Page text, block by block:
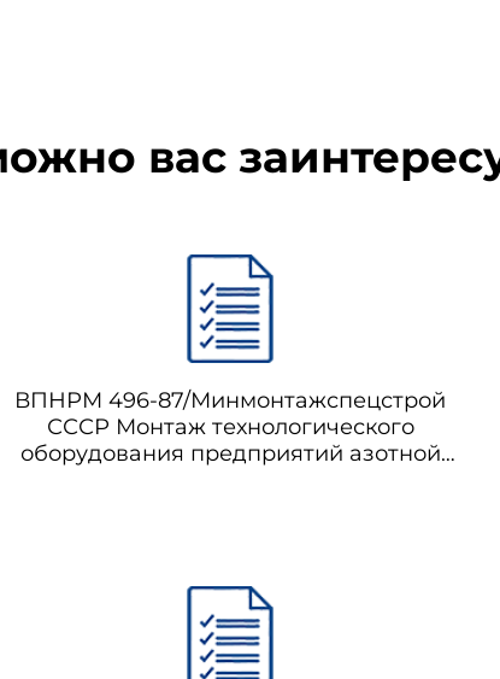
вас
ВПНРМ 496-87/Минмонтажспецстрой
СССР Монтаж технологического
оборудования предприятий азотной